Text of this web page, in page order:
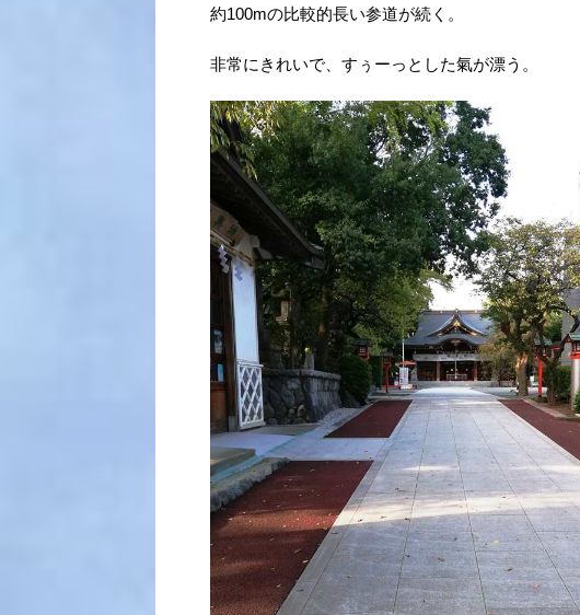
約100mの比較的長い参道が続く。
非常にきれいで、すぅーっとした氣が漂う。